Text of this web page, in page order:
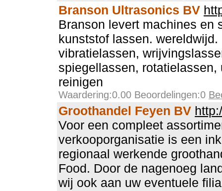
Branson Ultrasonics BV
Branson levert machines en
kunststof lassen.
vibratielassen,
spiegellassen, rotatielassen,
reinigen
Waardering:0.00 Beoordelingen:0
Groothandel Feyen BV
Voor een compleet
verkooporganisatie is een
regionaal werkende
Food. Door de nagenoeg
wij ook aan uw eventuele